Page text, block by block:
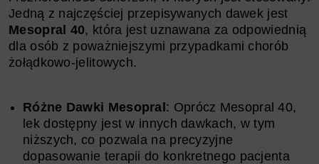
Jedną z najczęściej przepisywanych dawek jest
Mesopral 40, która jest uznawana za odpowiednią
dla osób z poważniejszymi przypadkami chorób
żołądkowo-jelitowych.
Różne Dawki Mesopral: Oprócz Mesopral 40,
lek dostępny jest w innych dawkach, w tym
niższych, co pozwala na precyzyjne
dopasowanie terapii do konkretnego pacjenta